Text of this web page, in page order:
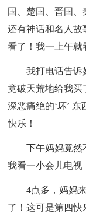
国、楚国、晋国、
还有神话和名人故
看了！我一上午就
我打电话告诉
竟破天荒地给我
深恶痛绝的‘坏’
快乐！
下午妈妈竟然
我看一小会儿电视
4点多，妈妈
了！这可是第四快